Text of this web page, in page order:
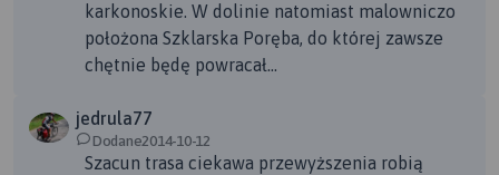
karkonoskie. W dolinie natomiast malowniczo
położona Szklarska Poręba, do której zawsze
chętnie będę powracał...
jedrula77
Dodane2014-10-12
Szacun trasa ciekawa przewyższenia robią